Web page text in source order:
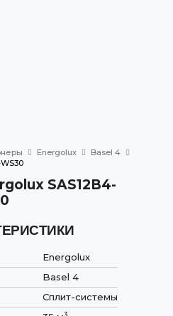
Energolux
Basel 4
SAS12B4-
Energolux
Basel 4
Сплит-системы
3